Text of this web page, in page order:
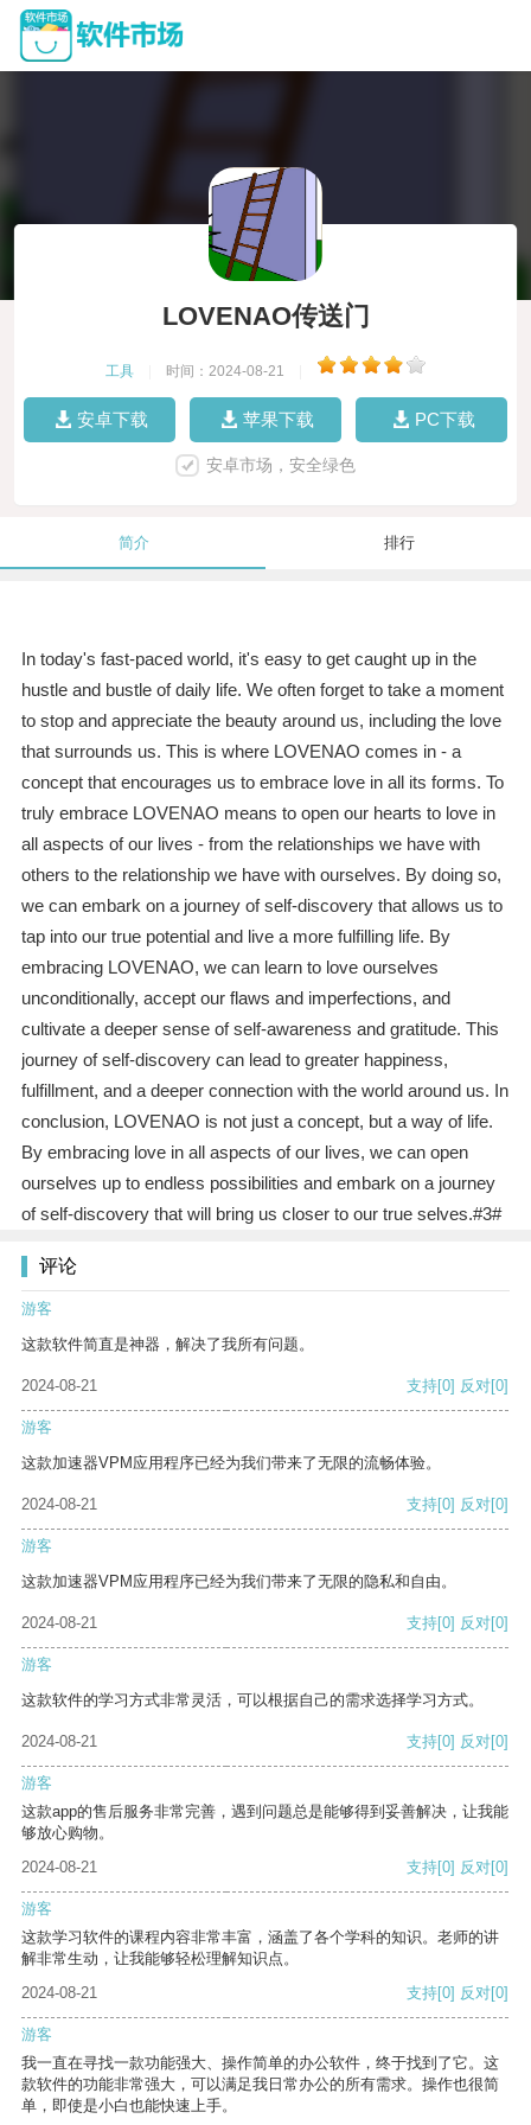
LOVENAO传送门
工具 时间：2024-08-21
安卓下载 苹果下载 PC下载
安卓市场，安全绿色
简介 排行
In today's fast-paced world, it's easy to get caught up in the
hustle and bustle of daily life. We often forget to take a moment
to stop and appreciate the beauty around us, including the love
that surrounds us. This is where LOVENAO comes in - a
concept that encourages us to embrace love in all its forms. To
truly embrace LOVENAO means to open our hearts to love in
all aspects of our lives - from the relationships we have with
others to the relationship we have with ourselves. By doing so,
we can embark on a journey of self-discovery that allows us to
tap into our true potential and live a more fulfilling life. By
embracing LOVENAO, we can learn to love ourselves
unconditionally, accept our flaws and imperfections, and
cultivate a deeper sense of self-awareness and gratitude. This
journey of self-discovery can lead to greater happiness,
fulfillment, and a deeper connection with the world around us. In
conclusion, LOVENAO is not just a concept, but a way of life.
By embracing love in all aspects of our lives, we can open
ourselves up to endless possibilities and embark on a journey
of self-discovery that will bring us closer to our true selves.#3#
评论
游客
这款软件简直是神器，解决了我所有问题。
2024-08-21 支持[0] 反对[0]
游客
这款加速器VPM应用程序已经为我们带来了无限的流畅体验。
2024-08-21 支持[0] 反对[0]
游客
这款加速器VPM应用程序已经为我们带来了无限的隐私和自由。
2024-08-21 支持[0] 反对[0]
游客
这款软件的学习方式非常灵活，可以根据自己的需求选择学习方式。
2024-08-21 支持[0] 反对[0]
游客
这款app的售后服务非常完善，遇到问题总是能够得到妥善解决，让我能
够放心购物。
2024-08-21
支持[0] 反对[0]
游客
这款学习软件的课程内容非常丰富，涵盖了各个学科的知识。老师的讲
解非常生动，让我能够轻松理解知识点。
2024-08-21
支持[0] 反对[0]
游客
我一直在寻找一款功能强大、操作简单的办公软件，终于找到了它。这
款软件的功能非常强大，可以满足我日常办公的所有需求。操作也很简
单，即使是小白也能快速上手。